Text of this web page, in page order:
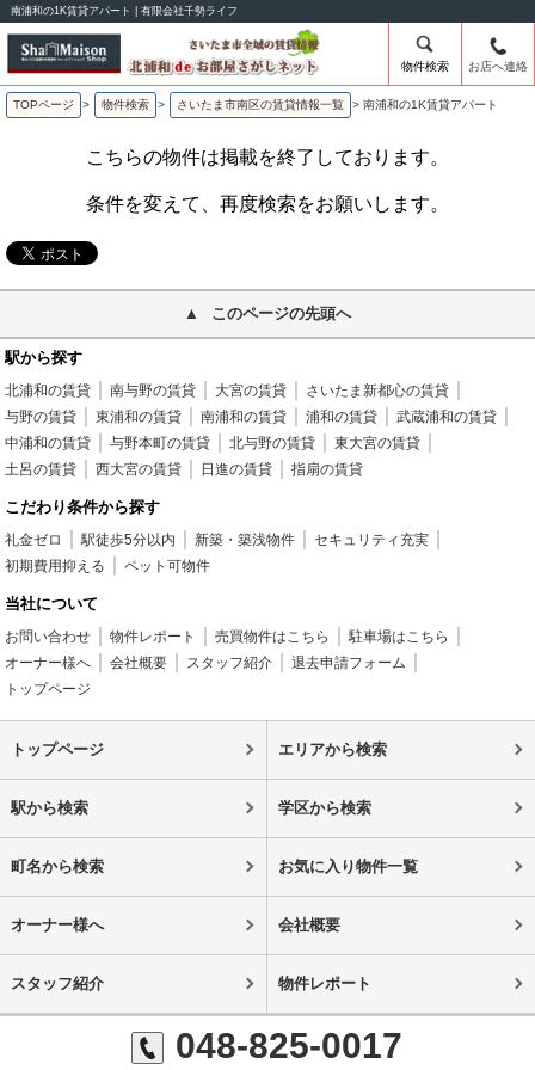
南浦和の1K賃貸アパート | 有限会社千勢ライフ
物件検索 お店へ連絡
TOPページ > 物件検索 > さいたま市南区の賃貸情報一覧 > 南浦和の1K賃貸アパート
こちらの物件は掲載を終了しております。
条件を変えて、再度検索をお願いします。
このページの先頭へ
駅から探す
北浦和の賃貸 南与野の賃貸 大宮の賃貸
さいたま新都心の賃貸
与野の賃貸
東浦和の賃貸 南浦和の賃貸 浦和の賃貸
武蔵浦和の賃貸
中浦和の賃貸
与野本町の賃貸 北与野の賃貸
東大宮の賃貸
土呂の賃貸
西大宮の賃貸 日進の賃貸 指扇の賃貸
こだわり条件から探す
礼金ゼロ 駅徒歩5分以内 新築・築浅物件
セキュリティ充実
初期費用抑える
ペット可物件
当社について
お問い合わせ 物件レポート 売買物件はこちら
駐車場はこちら
オーナー様へ
会社概要 スタッフ紹介
退去申請フォーム
トップページ
トップページ エリアから検索
駅から検索 学区から検索
町名から検索 お気に入り物件一覧
オーナー様へ 会社概要
スタッフ紹介 物件レポート
048-825-0017